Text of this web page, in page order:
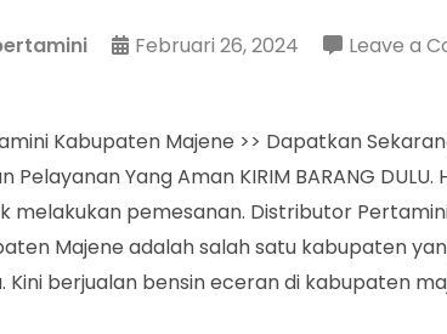
Februari 26, 2024 Leave a
Kabupaten Majene >> Dapatkan
Pelayanan Yang Aman KIRIM BARANG DULU.
melakukan pemesanan. Distributor
Majene adalah salah satu kabupaten
Kini berjualan bensin eceran di kabupaten